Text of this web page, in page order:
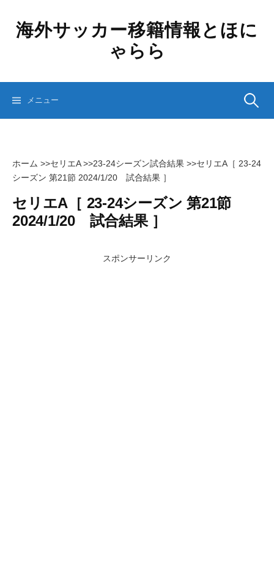
ッ
海外サッカー移籍情報とほに
ゃらら
メニュー 検
ホーム >>セリエA>>23-24シーズン試合結果 >>セリエA［ 23-24
シーズン 第21節 2024/1/20 試合結果 ］
セリエA［ 23-24シーズン 第21節
2024/1/20 試合結果 ］
スポンサーリンク